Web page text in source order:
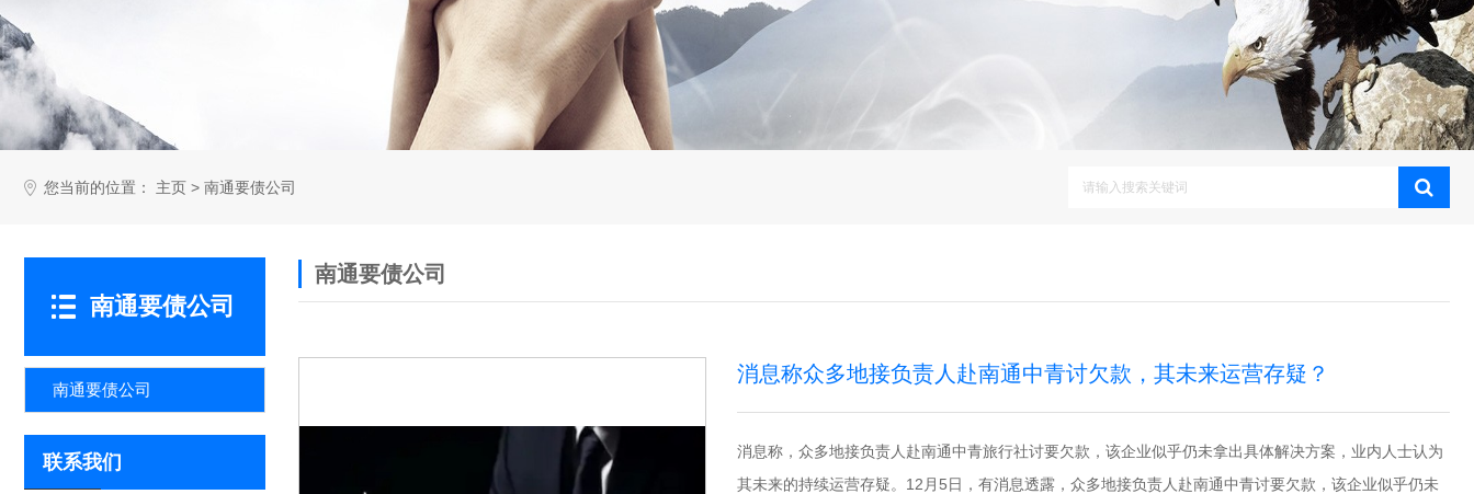
您当前的位置： 主页 > 南通要债公司
南通要债公司
南通要债公司
联系我们
南通要债公司
消息称众多地接负责人赴南通中青讨欠款，其未来运营存疑？
消息称，众多地接负责人赴南通中青旅行社讨要欠款，该企业似乎仍未拿出具体解决方案，业内人士认为
其未来的持续运营存疑。12月5日，有消息透露，众多地接负责人赴南通中青讨要欠款，该企业似乎仍未